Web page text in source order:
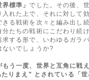
界標準」でした。その後、
れた上で、それに対して
きる戦術を次々と編み出し
たちの戦術にこだわり続
する形で、いわゆるガラ
ないでしょうか?
もう一度、世界と互角に戦
りまえ" とされている「